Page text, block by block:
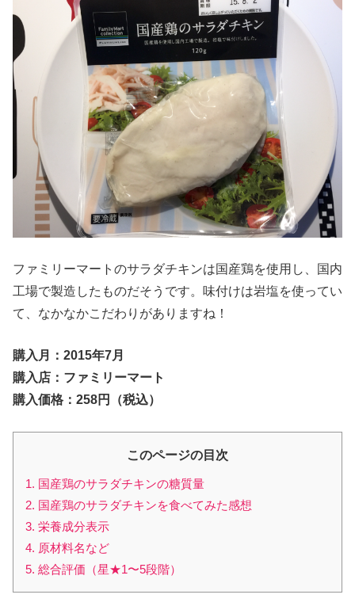
ファミリーマートのサラダチキンは国産鶏を使用し、国内
工場で製造したものだそうです。味付けは岩塩を使ってい
て、なかなかこだわりがありますね！
購入月：2015年7月
購入店：ファミリーマート
購入価格：258円（税込）
このページの目次
1. 国産鶏のサラダチキンの糖質量
2. 国産鶏のサラダチキンを食べてみた感想
3. 栄養成分表示
4. 原材料名など
5. 総合評価（星★1〜5段階）